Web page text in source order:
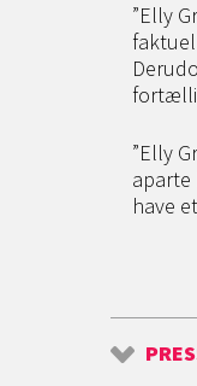
”Elly
”Elly
aparte
have